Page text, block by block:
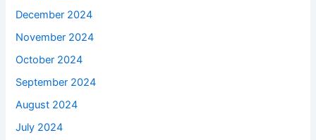
December 2024
November 2024
October 2024
September 2024
August 2024
July 2024